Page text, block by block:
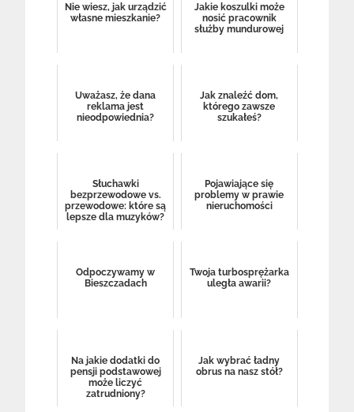
Nie wiesz, jak urządzić
własne mieszkanie?
Jakie koszulki może
nosić pracownik
służby mundurowej
Uważasz, że dana
reklama jest
nieodpowiednia?
Jak znaleźć dom,
którego zawsze
szukałeś?
Słuchawki
bezprzewodowe vs.
przewodowe: które są
lepsze dla muzyków?
Pojawiające się
problemy w prawie
nieruchomości
Odpoczywamy w
Bieszczadach
Twoja turbosprężarka
uległa awarii?
Na jakie dodatki do
pensji podstawowej
może liczyć
zatrudniony?
Jak wybrać ładny
obrus na nasz stół?